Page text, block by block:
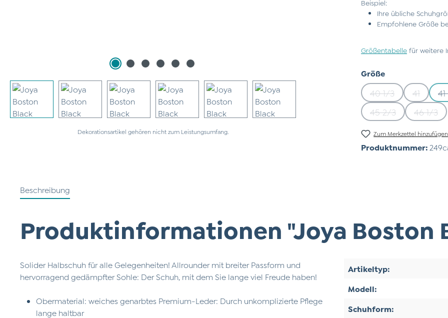
Dekorationsartikel gehören nicht zum Leistungsumfang.
Beispiel:
Ihre übliche
Empfohlene Größe
Größentabelle für weitere
Größeauswählen
40 1/3(Diese Option ist
41(Diese
45 2/3(Diese Option ist
46 1/3
Zum Merkzettel hinzufügen
Produktnummer:
Beschreibung
Produktinformationen "Joya Boston
Solider Halbschuh für alle Gelegenheiten! Allrounder mit breiter Passform und
hervorragend gedämpfter Sohle: Der Schuh, mit dem Sie lange viel Freude haben!
Obermaterial: weiches genarbtes Premium-Leder: Durch unkomplizierte Pflege
lange haltbar
Artikeltyp:
Modell:
Schuhform: